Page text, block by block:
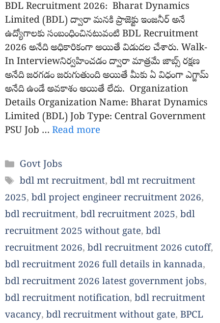
BDL Recruitment 2026: Bharat Dynamics
Limited (BDL) ద్వారా మనకి ప్రాజెక్టు ఇంజనీర్ అనే
ఉద్యోగాలకు సంబంధించినటువంటి BDL Recruitment
2026 అనేది అధికారికంగా అయితే విడుదల చేశారు. Walk-
In Interviewనిర్వహించడం ద్వారా మాత్రమే జాబ్స్ రక్షణ
అనేది జరగడం జరుగుతుంది అయితే మీకు ఏ విధంగా ఎగ్జామ్
అనేది ఉండే అవకాశం అయితే లేదు. Organization
Details Organization Name: Bharat Dynamics
Limited (BDL) Job Type: Central Government
PSU Job … Read more
Categories
Govt Jobs
Tags
bdl mt recruitment,bdl mt recruitment
2025, bdl project engineer recruitment 2026,
bdl recruitment, bdl recruitment 2025, bdl
recruitment 2025 without gate, bdl
recruitment 2026, bdl recruitment 2026 cutoff,
bdl recruitment 2026 full details in kannada,
bdl recruitment 2026 latest government jobs,
bdl recruitment notification, bdl recruitment
vacancy, bdl recruitment without gate, BPCL